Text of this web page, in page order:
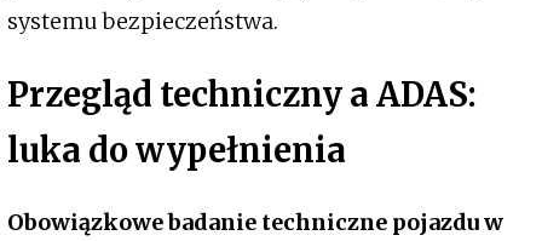
systemu bezpieczeństwa.
Przegląd techniczny a ADAS:
luka do wypełnienia
Obowiązkowe badanie techniczne pojazdu w